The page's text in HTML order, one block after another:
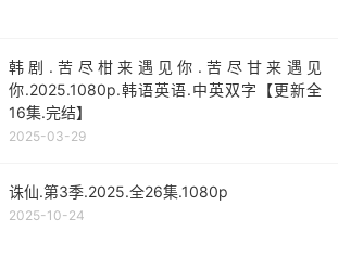
韩剧.苦尽柑来遇见你.苦尽甘来遇见
你.2025.1080p.韩语英语.中英双字【更新全
16集.完结】
2025-03-29
诛仙.第3季.2025.全26集.1080p
2025-10-24